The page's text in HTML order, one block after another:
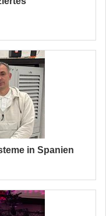
in Spanien